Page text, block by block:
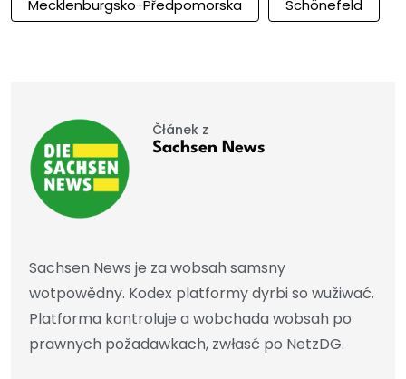
Mecklenburgsko-Předpomorska Schönefeld
Čłánek z
Sachsen News
Sachsen News je za wobsah samsny
wotpowědny. Kodex platformy dyrbi so wužiwać.
Platforma kontroluje a wobchada wobsah po
prawnych požadawkach, zwłasć po NetzDG.